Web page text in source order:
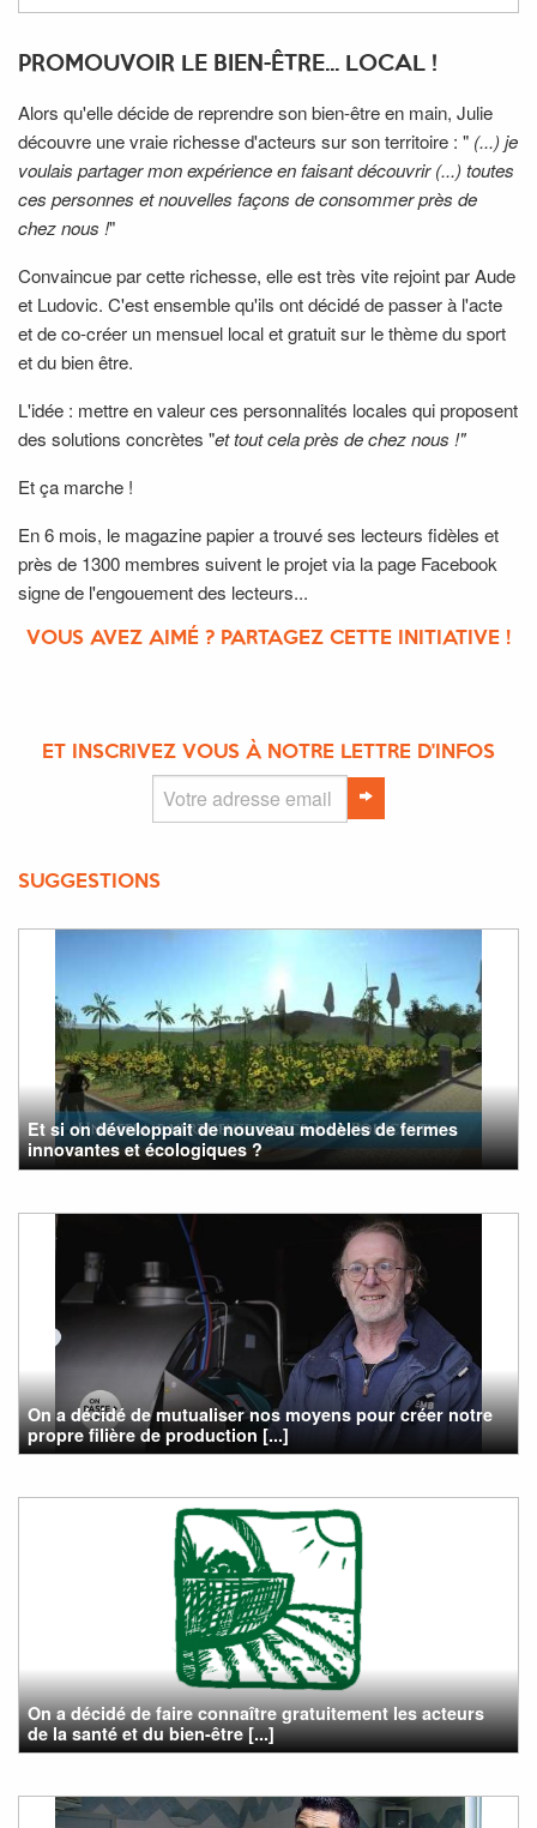
PROMOUVOIR LE BIEN-ÊTRE... LOCAL !
Alors qu'elle décide de reprendre son bien-être en main, Julie
découvre une vraie richesse d'acteurs sur son territoire : " (...) je
voulais partager mon expérience en faisant découvrir (...) toutes
ces personnes et nouvelles façons de consommer près de
chez nous !"
Convaincue par cette richesse, elle est très vite rejoint par Aude
et Ludovic. C'est ensemble qu'ils ont décidé de passer à l'acte
et de co-créer un mensuel local et gratuit sur le thème du sport
et du bien être.
L'idée : mettre en valeur ces personnalités locales qui proposent
des solutions concrètes "et tout cela près de chez nous !"
Et ça marche !
En 6 mois, le magazine papier a trouvé ses lecteurs fidèles et
près de 1300 membres suivent le projet via la page Facebook
signe de l'engouement des lecteurs...
VOUS AVEZ AIMÉ ? PARTAGEZ CETTE INITIATIVE !
ET INSCRIVEZ VOUS À NOTRE LETTRE D'INFOS
SUGGESTIONS
Et si on développait de nouveau modèles de fermes
innovantes et écologiques ?
On a décidé de mutualiser nos moyens pour créer notre
propre filière de production [...]
On a décidé de faire connaître gratuitement les acteurs
de la santé et du bien-être [...]